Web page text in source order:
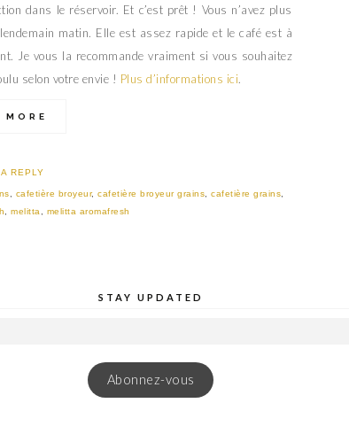
dans le réservoir. Et c’est prêt ! Vous n’avez plus
matin. Elle est assez rapide et le café est à
Je vous la recommande vraiment si vous souhaitez
selon votre envie ! Plus d’informations ici.
MORE
REPLY
cafetière broyeur, cafetière broyeur grains cafetière grains
,melitta melitta aromafresh
STAY UPDATED
Abonnez-vous